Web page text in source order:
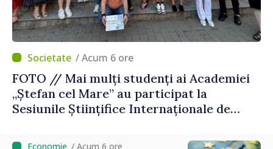
/ Acum 6 ore
FOTO // Mai mulți studenți ai Academiei
„Ștefan cel Mare” au participat la
Sesiunile Științifice Internaționale de
/ Acum 6 ore